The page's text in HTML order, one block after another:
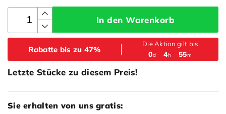
In den Warenkorb
Rabatte bis zu 47%
Die Aktion gilt bis
0d 4h 55m
Letzte Stücke zu diesem Preis!
Sie erhalten von uns gratis: